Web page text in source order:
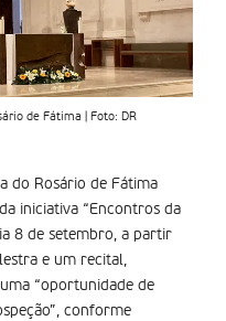
de Fátima | Foto: DR
do Rosário de Fátima
iniciativa “Encontros da
8 de setembro, a partir
e um recital,
“oportunidade de
conforme